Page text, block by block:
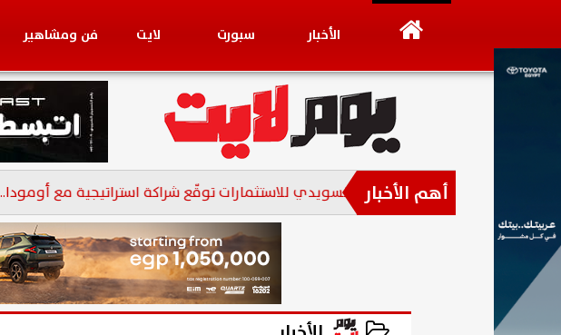
الأخبار سبورت لايت فن ومشاهير
أهم الأخبار
مجموعة عز العرب السويدي للاستثمارات توقّع شراكة استراتيجية مع أومودا...